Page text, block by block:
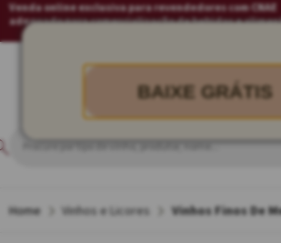
BAIXE GRÁTIS
Venda online exclusiva para revendedores com CNAE
adequado para comercialização de bebidas e
Vinhos e Licores Vinhos Finos De